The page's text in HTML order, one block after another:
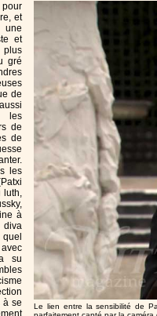
Le lien entre la sensibilité de
pour
et
et
gré
de
les
de
de
les
luth,
à
diva
su
à se